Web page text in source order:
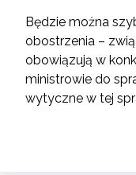
Będzie można
obostrzenia –
obowiązują w
ministrowie do
wytyczne w tej